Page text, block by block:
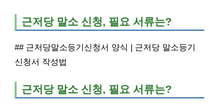
근저당 말소 신청, 필요 서류는?
## 근저당말소등기신청서 양식 | 근저당 말소등기
신청서 작성법
근저당 말소 신청, 필요 서류는?